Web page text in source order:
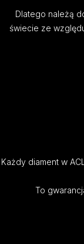
Dlatego należą
świecie ze
Każdy diament w
To